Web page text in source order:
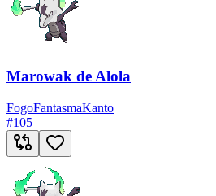
Marowak de Alola
FogoFantasmaKanto
#105